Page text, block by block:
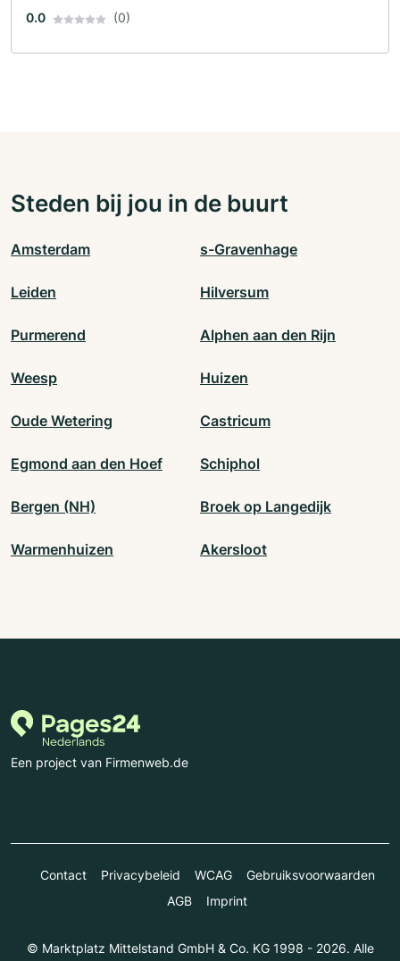
0.0 (0)
Steden bij jou in de buurt
Amsterdam s-Gravenhage
Leiden Hilversum
Purmerend Alphen aan den Rijn
Weesp Huizen
Oude Wetering Castricum
Egmond aan den Hoef Schiphol
Bergen (NH) Broek op Langedijk
Warmenhuizen Akersloot
Een project van Firmenweb.de
Contact Privacybeleid WCAG
Gebruiksvoorwaarden
AGB
Imprint
© Marktplatz Mittelstand GmbH & Co. KG 1998 - 2026. Alle